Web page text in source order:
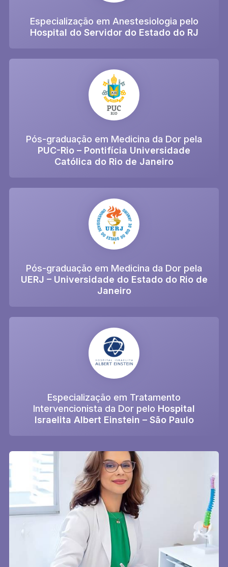
Especialização em Anestesiologia pelo
Hospital do Servidor do Estado do RJ
Pós-graduação em Medicina da Dor pela
PUC-Rio – Pontifícia Universidade
Católica do Rio de Janeiro
Pós-graduação em Medicina da Dor pela
UERJ – Universidade do Estado do Rio de
Janeiro
Especialização em Tratamento
Intervencionista da Dor pelo Hospital
Israelita Albert Einstein – São Paulo